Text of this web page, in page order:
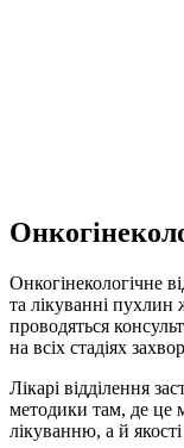
Онкогінекологічне
та лікуванні пухлин
проводяться
на всіх стадіях
Лікарі відділення
методики там, де це
лікуванню, а й